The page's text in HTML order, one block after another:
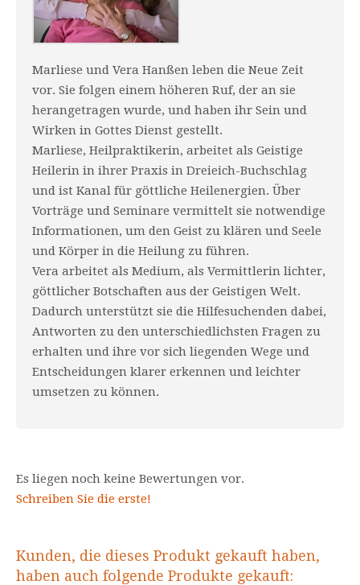
Marliese und Vera Hanßen leben die Neue Zeit
vor. Sie folgen einem höheren Ruf, der an sie
herangetragen wurde, und haben ihr Sein und
Wirken in Gottes Dienst gestellt.
Marliese, Heilpraktikerin, arbeitet als Geistige
Heilerin in ihrer Praxis in Dreieich-Buchschlag
und ist Kanal für göttliche Heilenergien. Über
Vorträge und Seminare vermittelt sie notwendige
Informationen, um den Geist zu klären und Seele
und Körper in die Heilung zu führen.
Vera arbeitet als Medium, als Vermittlerin lichter,
göttlicher Botschaften aus der Geistigen Welt.
Dadurch unterstützt sie die Hilfesuchenden dabei,
Antworten zu den unterschiedlichsten Fragen zu
erhalten und ihre vor sich liegenden Wege und
Entscheidungen klarer erkennen und leichter
umsetzen zu können.
Es liegen noch keine Bewertungen vor.
Schreiben Sie die erste!
Kunden, die dieses Produkt gekauft haben,
haben auch folgende Produkte gekauft: